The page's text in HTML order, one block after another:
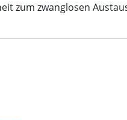
zum zwanglosen